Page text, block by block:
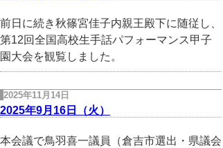
前日に続き秋篠宮佳子内親王殿下に随従し、
第12回全国高校生手話パフォーマンス甲子
園大会を観覧しました。
2025年11月14日
2025年9月16日（火）
本会議で鳥羽喜一議員（倉吉市選出・県議会